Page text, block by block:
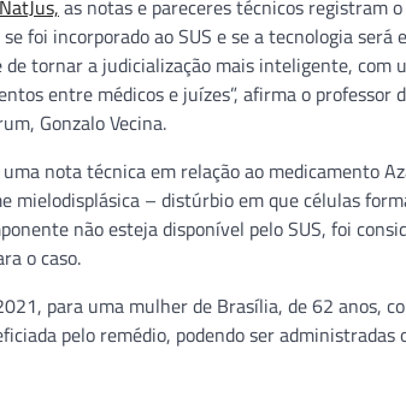
as notas e pareceres técnicos registram
foi incorporado ao SUS e se a tecnologia
tornar a judicialização mais inteligente, com
entre médicos e juízes”, afirma o professor
Gonzalo Vecina.
nota técnica em relação ao medicamento
mielodisplásica – distúrbio em que células
não esteja disponível pelo SUS, foi
o caso.
para uma mulher de Brasília, de 62 anos,
pelo remédio, podendo ser